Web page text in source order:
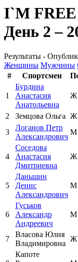
I`M FREE
День 2 –
Результаты -
Женщины Мужчины
#
Спортсмен
1
Бурдина
Анастасия
Анатольевна
Ж
2 Земцова Ольга Ж
3
Логанов Петр
Александрович
М
4
Соседова
Анастасия
Дмитриевна
Ж
5
Даньшин
Денис
Александрович
М
6
Гуськов
Александр
Андреевич
М
7
Власова Юлия
Владимировна
Ж
Капоте